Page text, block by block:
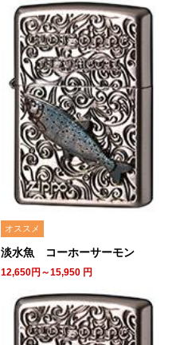
オススメ
淡水魚 コーホーサーモン
12,650円～15,950 円